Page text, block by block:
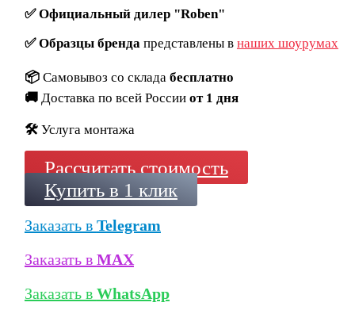
✅Официальный дилер "Roben"
✅Образцы брендапредставлены в наших шоурумах
📦 Самовывоз со склада бесплатно
🚚 Доставка по всей России от 1 дня
🛠️ Услуга монтажа
Рассчитать стоимость
Купить в 1 клик
Заказать в Telegram
Заказать в MAX
Заказать в WhatsApp